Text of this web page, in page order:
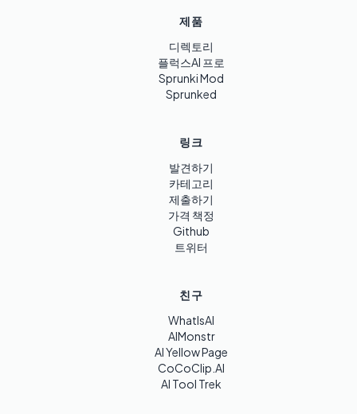
제품
디렉토리
플럭스AI 프로
Sprunki Mod
Sprunked
링크
발견하기
카테고리
제출하기
가격 책정
Github
트위터
친구
WhatIsAI
AIMonstr
AI Yellow Page
CoCoClip.AI
AI Tool Trek